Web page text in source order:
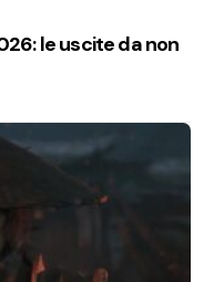
le uscite da non